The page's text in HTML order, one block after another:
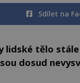
Sdílet na
lidské tělo
dosud